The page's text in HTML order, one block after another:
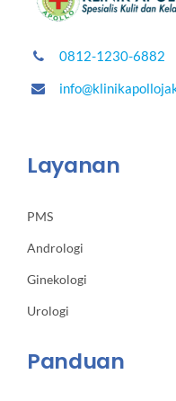
0812-1230-6882
Layanan
PMS
Andrologi
Ginekologi
Urologi
Panduan